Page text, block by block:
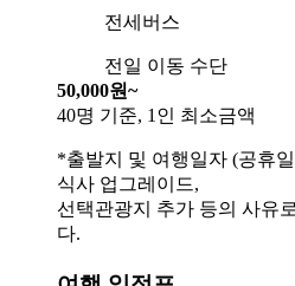
전세버스
전일 이동 수단
50,000원~
40명 기준, 1인 최소금액
*출발지 및 여행일자 (공휴
식사 업그레이드,
선택관광지 추가 등의 사유
다.